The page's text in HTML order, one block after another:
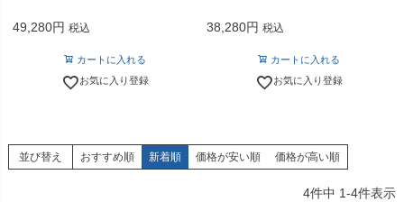
49,280 税込
カートに入れる
お気に入り登録
38,280 税込
カートに入れる
お気に入り登録
並び替え おすすめ順 新着順 価格が安い順 価格が高い順
4件中 1-4件表示